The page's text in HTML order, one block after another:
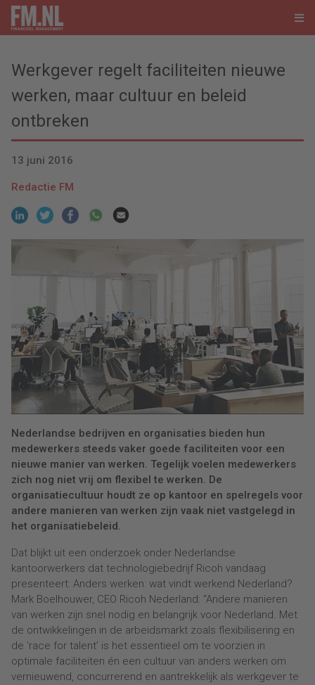
Werkgever regelt faciliteiten nieuwe
werken, maar cultuur en beleid
ontbreken
13 juni 2016
Redactie FM
Nederlandse bedrijven en organisaties bieden hun
medewerkers steeds vaker goede faciliteiten voor een
nieuwe manier van werken. Tegelijk voelen medewerkers
zich nog niet vrij om flexibel te werken. De
organisatiecultuur houdt ze op kantoor en spelregels voor
andere manieren van werken zijn vaak niet vastgelegd in
het organisatiebeleid.
Dat blijkt uit een onderzoek onder Nederlandse
kantoorwerkers dat technologiebedrijf Ricoh vandaag
presenteert: Anders werken: wat vindt werkend Nederland?
Mark Boelhouwer, CEO Ricoh Nederland: “Andere manieren
van werken zijn snel nodig en belangrijk voor Nederland. Met
de ontwikkelingen in de arbeidsmarkt zoals flexibilisering en
de ‘race for talent’ is het essentieel om te voorzien in
optimale faciliteiten én een cultuur van anders werken om
vernieuwend, concurrerend en aantrekkelijk als werkgever te